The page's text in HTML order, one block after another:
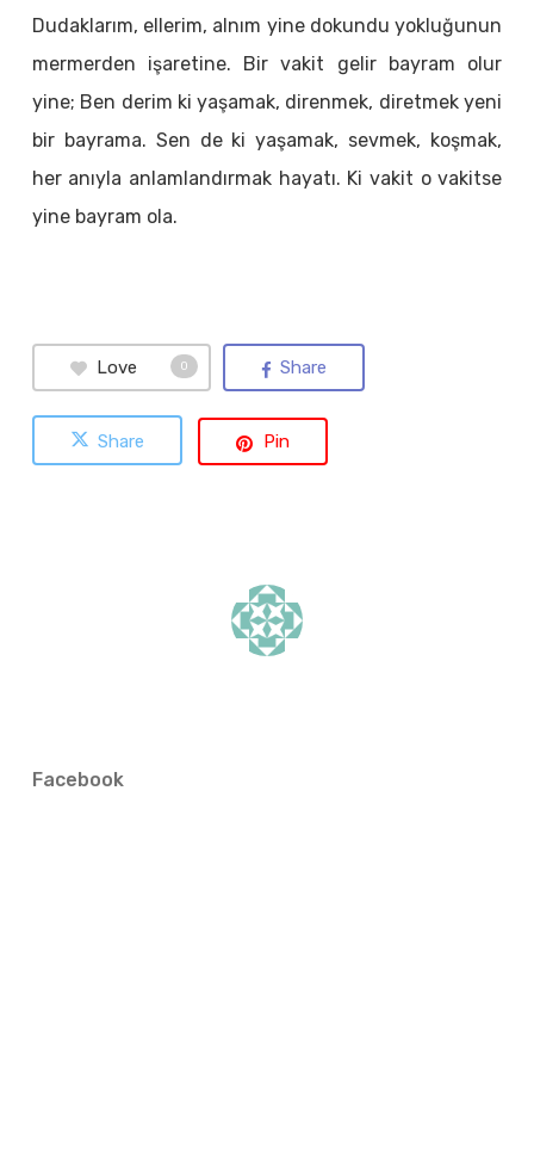
Dudaklarım, ellerim, alnım yine dokundu yokluğunun
mermerden işaretine. Bir vakit gelir bayram olur
yine; Ben derim ki yaşamak, direnmek, diretmek yeni
bir bayrama. Sen de ki yaşamak, sevmek, koşmak,
her anıyla anlamlandırmak hayatı. Ki vakit o vakitse
yine bayram ola.
Love 0 Share
Share Pin
Facebook